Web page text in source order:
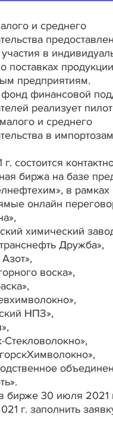
и среднего
в
поставках
предприятиям.
фонд финансовой
реализует
и среднего
в
состоится
биржа на базе
в рамках
онлайн
химический
Дружба»,
воска»,
НПЗ»,
бирже 30 июля 2021
г. заполнить